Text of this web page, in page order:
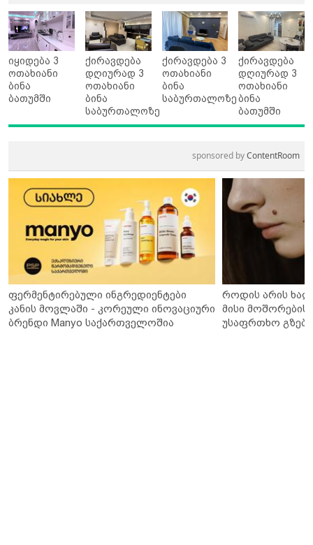
იყიდება 3
ოთახიანი
ბინა
ბათუმში
ქირავდება
დღიურად 3
ოთახიანი
ბინა
საბურთალოზე
ქირავდება 3
ოთახიანი
ბინა
საბურთალოზე
ქირავდება
დღიურად 3
ოთახიანი
ბინა
ბათუმში
sponsored byContentRoom
ფერმენტირებული ინგრედიენტები
კანის მოვლაში - კორეული ინოვაციური
ბრენდი Manyo საქართველოშია
როდის არის
მისი მოშორების
უსაფრთხო გზები